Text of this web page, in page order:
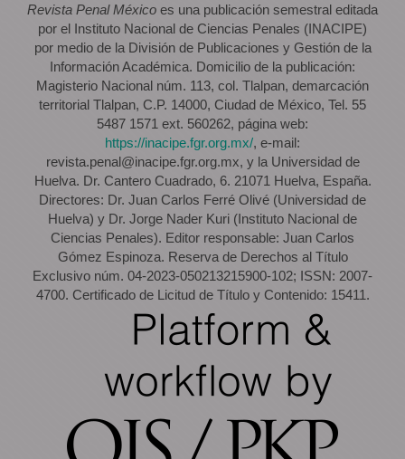
Revista Penal México es una publicación semestral editada
por el Instituto Nacional de Ciencias Penales (INACIPE)
por medio de la División de Publicaciones y Gestión de la
Información Académica. Domicilio de la publicación:
Magisterio Nacional núm. 113, col. Tlalpan, demarcación
territorial Tlalpan, C.P. 14000, Ciudad de México, Tel. 55
5487 1571 ext. 560262, página web:
https://inacipe.fgr.org.mx/, e-mail:
revista.penal@inacipe.fgr.org.mx, y la Universidad de
Huelva. Dr. Cantero Cuadrado, 6. 21071 Huelva, España.
Directores: Dr. Juan Carlos Ferré Olivé (Universidad de
Huelva) y Dr. Jorge Nader Kuri (Instituto Nacional de
Ciencias Penales). Editor responsable: Juan Carlos
Gómez Espinoza. Reserva de Derechos al Título
Exclusivo núm. 04-2023-050213215900-102; ISSN: 2007-
4700. Certificado de Licitud de Título y Contenido: 15411.